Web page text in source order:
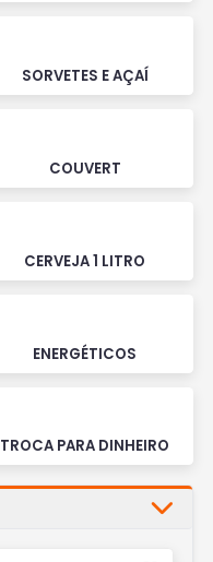
SORVETES E AÇAÍ
COUVERT
CERVEJA 1 LITRO
ENERGÉTICOS
TROCA PARA DINHEIRO